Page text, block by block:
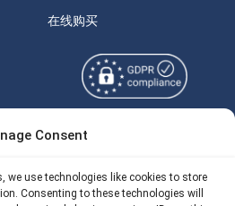
Consent
we use technologies like cookies to store
Consenting to these technologies will
在线购买
Copyright © 2026
使用条款